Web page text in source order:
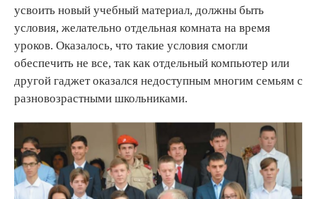
усвоить новый учебный материал, должны быть
условия, желательно отдельная комната на время
уроков. Оказалось, что такие условия смогли
обеспечить не все, так как отдельный компьютер или
другой гаджет оказался недоступным многим семьям с
разновозрастными школьниками.